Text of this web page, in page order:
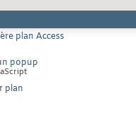
plan Access
popup
plan